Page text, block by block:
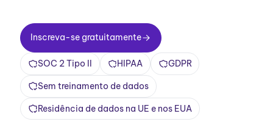
Inscreva-se gratuitamente
Inscreva-se gratuitamente
SOC 2 Tipo II HIPAA GDPR
Sem treinamento de dados
Residência de dados na UE e nos EUA